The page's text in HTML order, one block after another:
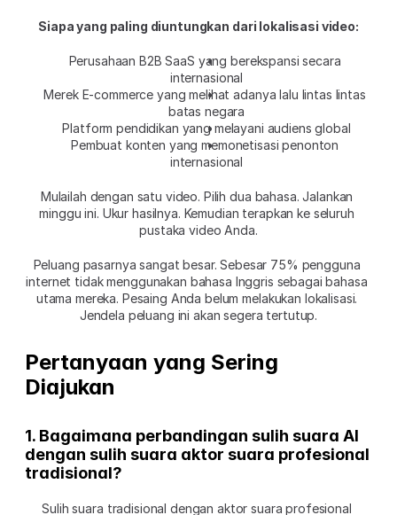
Siapa yang paling diuntungkan dari lokalisasi video:
Perusahaan B2B SaaS yang berekspansi secara
internasional
Merek E-commerce yang melihat adanya lalu lintas lintas
batas negara
Platform pendidikan yang melayani audiens global
Pembuat konten yang memonetisasi penonton
internasional
Mulailah dengan satu video. Pilih dua bahasa. Jalankan
minggu ini. Ukur hasilnya. Kemudian terapkan ke seluruh
pustaka video Anda.
Peluang pasarnya sangat besar. Sebesar 75% pengguna
internet tidak menggunakan bahasa Inggris sebagai bahasa
utama mereka. Pesaing Anda belum melakukan lokalisasi.
Jendela peluang ini akan segera tertutup.
Pertanyaan yang Sering
Diajukan
1. Bagaimana perbandingan sulih suara AI
dengan sulih suara aktor suara profesional
tradisional?
Sulih suara tradisional dengan aktor suara profesional